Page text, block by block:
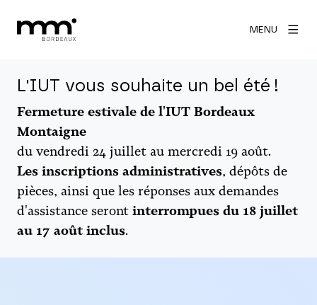
MENU
L'IUT vous souhaite un bel été !
Fermeture estivale de l'IUT Bordeaux
Montaigne
du vendredi 24 juillet au mercredi 19 août.
Les inscriptions administratives, dépôts de
pièces, ainsi que les réponses aux demandes
d'assistance seront interrompues du 18 juillet
au 17 août inclus.